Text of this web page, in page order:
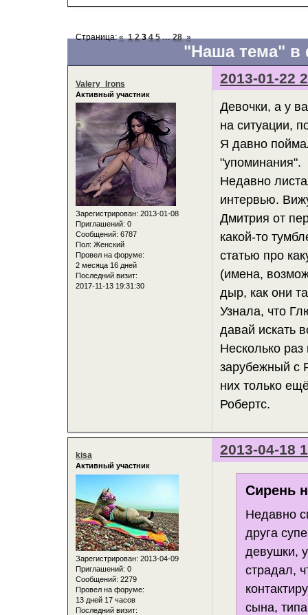
"Наша тема" в
Страница:« 1 2 3 4 5 … 28 »
2013-01-22
Valery_Irons
Активный участник
Зарегистрирован: 2013-01-08
Приглашений: 0
Сообщений: 6787
Пол: Женский
Провел на форуме:
2 месяца 16 дней
Последний визит:
2017-11-13 19:31:30
Девочки, а у
на ситуации,
Я давно
"упоминания".
Недавно
интервью.
Дмитрия от
какой-то
статью про
(имена,
дыр, как они
Узнала, что
давай искать
Несколько
зарубежный с
них только
Робертс.
2013-04-18
kisa
Активный участник
Зарегистрирован: 2013-04-09
Приглашений: 0
Сообщений: 2279
Провел на форуме:
13 дней 17 часов
Последний визит:
Сирень
Недавно
друга
девушки,
страдал,
сына,